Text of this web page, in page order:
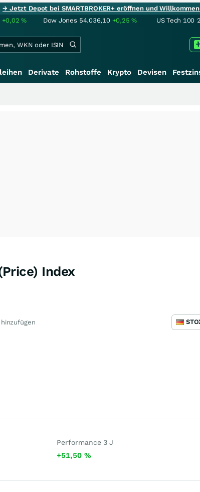
→ Jetzt Depot bei SMARTBROKER+ eröffnen und
+0,02% Dow Jones 54.036,10 +0,25% US Tech 100
Derivate Rohstoffe Krypto Devisen
Index
Performance 3 J
+51,50%